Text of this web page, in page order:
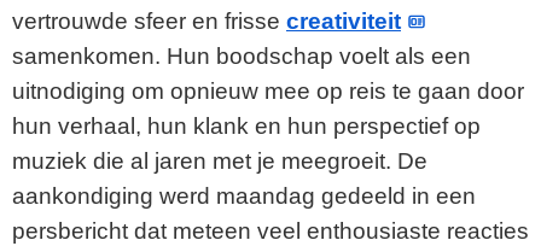
vertrouwde sfeer en frisse creativiteit
samenkomen. Hun boodschap voelt als een
uitnodiging om opnieuw mee op reis te gaan door
hun verhaal, hun klank en hun perspectief op
muziek die al jaren met je meegroeit. De
aankondiging werd maandag gedeeld in een
persbericht dat meteen veel enthousiaste reacties